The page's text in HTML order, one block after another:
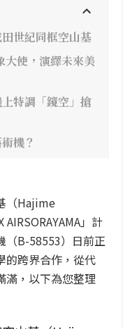
世紀同框空山基
使，演繹未來美
特調「鏡空」搶
機？
（Hajime
」計
（B-58553）日前正
的跨界合作，從代
滿，以下為您整理